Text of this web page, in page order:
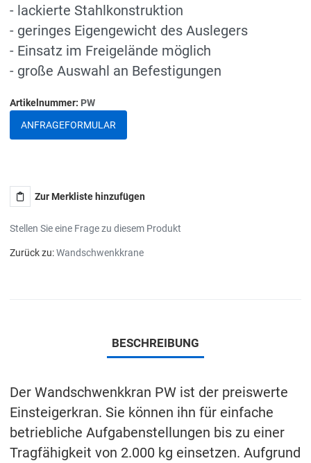
- lackierte Stahlkonstruktion
- geringes Eigengewicht des Auslegers
- Einsatz im Freigelände möglich
- große Auswahl an Befestigungen
Artikelnummer: PW
ANFRAGEFORMULAR
Zur Merkliste hinzufügen
Stellen Sie eine Frage zu diesem Produkt
Zurück zu:Wandschwenkkrane
BESCHREIBUNG
Der Wandschwenkkran PW ist der preiswerte
Einsteigerkran. Sie können ihn für einfache
betriebliche Aufgabenstellungen bis zu einer
Tragfähigkeit von 2.000 kg einsetzen. Aufgrund